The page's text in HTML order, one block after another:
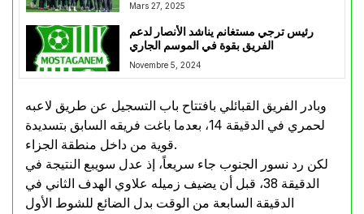
Mars 27, 2025
رئيس ترجي مستغانم يناشد الأنصار لدعم
الفريق بقوة في الموسم الجاري
Novembre 5, 2024
وبادر الفريق القبائلي بافتتاح باب التسجيل عن طريق لاعبه
لحمري في الدقيقة 14، بعدما باغت فريقه السابق بتسديدة
قوية من داخل منطقة الجزاء.
لكن رد نسور الجنوب جاء سريعاً، إذ عدل سويبع النتيجة في
الدقيقة 38، قبل أن يضيف زميله علاوي الهدف الثاني في
الدقيقة السابعة من الوقت بدل الضائع للشوط الأول